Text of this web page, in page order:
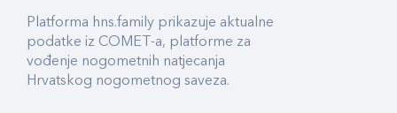
Platforma hns.family prikazuje aktualne
podatke iz COMET-a, platforme za
vođenje nogometnih natjecanja
Hrvatskog nogometnog saveza.